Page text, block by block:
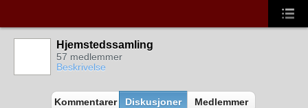
Hjemstedssamling
57 medlemmer
Beskrivelse
Kommentarer Diskusjoner Medlemmer